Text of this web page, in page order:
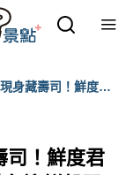
身藏壽司！鮮度君
司！鮮度君